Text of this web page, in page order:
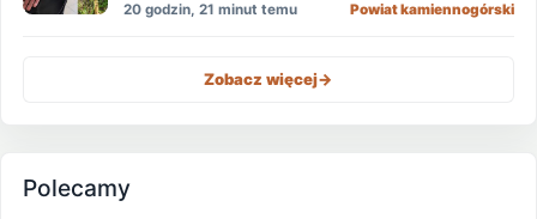
20 godzin, 21 minut temu Powiat kamiennogórski
Zobacz więcej->
Polecamy